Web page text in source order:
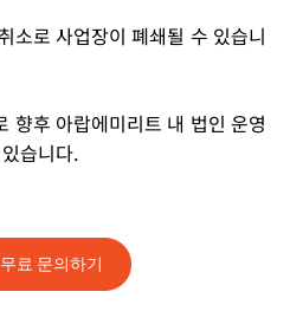
소로 사업장이 폐쇄될 수 있습니
향후 아랍에미리트 내 법인 운영
습니다.
료 문의하기